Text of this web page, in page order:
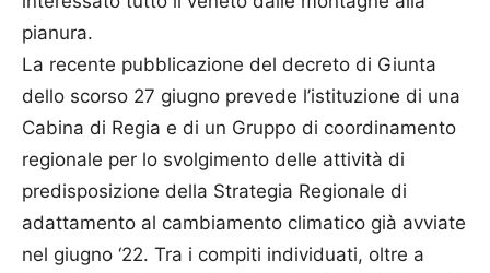
pianura.
La recente pubblicazione del decreto di Giunta
dello scorso 27 giugno prevede l’istituzione di una
Cabina di Regia e di un Gruppo di coordinamento
regionale per lo svolgimento delle attività di
predisposizione della Strategia Regionale di
adattamento al cambiamento climatico già avviate
nel giugno ‘22. Tra i compiti individuati, oltre a